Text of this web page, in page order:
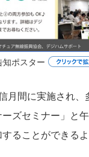
知ポスター
月間に実施され
ズセミナー」と
ることができるよ